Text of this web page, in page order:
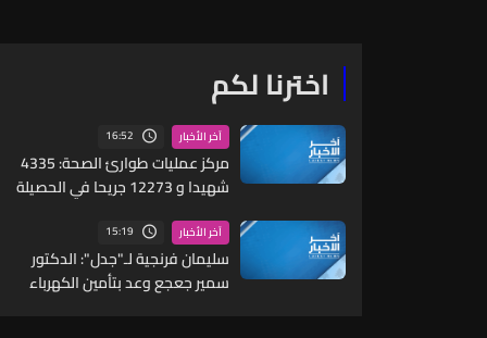
اخترنا لكم
آخر الأخبار 16:52
مركز عمليات طوارئ الصحة: 4335
شهيدا و 12273 جريحا في الحصيلة
آذار حتى 7 آب
آخر الأخبار 15:19
سليمان فرنجية لـ"جدل": الدكتور
سمير جعجع وعد بتأمين الكهرباء